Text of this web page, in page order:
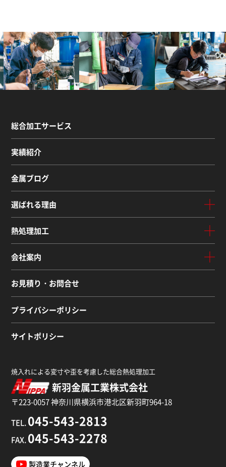
総合加工サービス
実績紹介
金属ブログ
選ばれる理由
熱処理加工
会社案内
お見積り・お問合せ
プライバシーポリシー
サイトポリシー
焼入れによる変寸や歪を考慮した総合熱処理加工
新羽金属工業株式会社
〒223-0057 神奈川県横浜市港北区新羽町964-18
TEL. 045-543-2813
FAX. 045-543-2278
製造業チャンネル